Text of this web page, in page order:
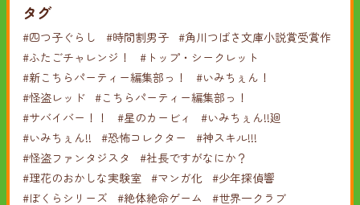
タグ
#四つ子ぐらし #時間割男子 #角川つばさ文庫小説賞受賞作
#ふたごチャレンジ！
#トップ・シークレット
#新こちらパーティー編集部っ！
#いみちぇん！
#怪盗レッド #こちらパーティー編集部っ！
#サバイバー！！
#星のカービィ
#いみちぇん!!廻
#いみちぇん!!
#恐怖コレクター
#神スキル!!!
#怪盗ファンタジスタ
#社長ですがなにか？
#理花のおかしな実験室 #マンガ化 #少年探偵響
#ぼくらシリーズ
#絶体絶命ゲーム
#世界一クラブ